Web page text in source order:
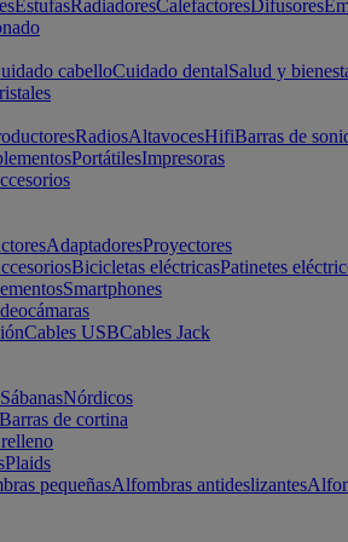
EstufasRadiadoresCalefactoresDifusores
cabelloCuidado dentalSalud y
RadiosAltavocesHifiBarras de
PortátilesImpresoras
AdaptadoresProyectores
Bicicletas eléctricasPatinetes
Smartphones
Cables USBCables Jack
SábanasNórdicos
Barras de cortina
Plaids
pequeñasAlfombras antideslizantes